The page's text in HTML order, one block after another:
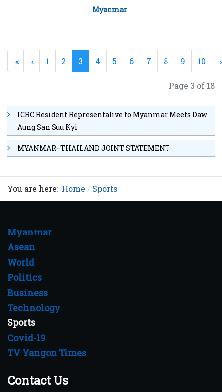
ရောက်ရှိ
Category:
Myanmar
1 2 3 4 5 6 7 8 9 10
Page 3 of 18
ICRC Resident Representative to Myanmar Meets Daw
Aung San Suu Kyi
MYANMAR–THAILAND JOINT STATEMENT
You are here: Home Sports
Myanmar
Asean
World
Politics
Business
Technology
Sports
Covid-19
TV Yangon Times
Contact Us